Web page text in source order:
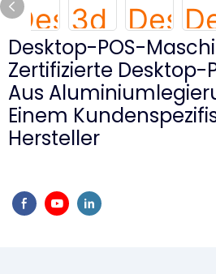
Desktop-POS-
Zertifizierte Desktop-
Aus
Einem
Hersteller